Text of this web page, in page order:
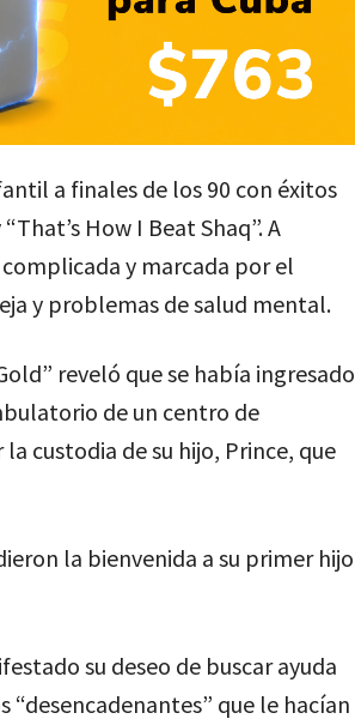
a finales de los 90 con éxitos
How I Beat Shaq”. A
y marcada por el
y problemas de salud mental.
reveló que se había ingresado
de un centro de
custodia de su hijo, Prince, que
la bienvenida a su primer hijo
su deseo de buscar ayuda
que le hacían